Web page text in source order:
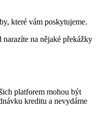
které vám poskytujeme.
na nějaké překážky
platforem mohou být
kreditu a nevydáme